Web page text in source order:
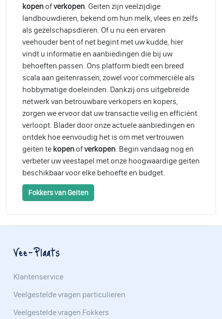
kopen ofverkopen. Geiten zijn veelzijdige
landbouwdieren, bekend om hun melk, vlees en zelfs
als gezelschapsdieren. Of u nu een ervaren
veehouder bent of net begint met uw kudde, hier
vindt u informatie en aanbiedingen die bij uw
behoeften passen. Ons platform biedt een breed
scala aan geitenrassen, zowel voor commerciële als
hobbymatige doeleinden. Dankzij ons uitgebreide
netwerk van betrouwbare verkopers en kopers,
zorgen we ervoor dat uw transactie veilig en efficiënt
verloopt. Blader door onze actuele aanbiedingen en
ontdek hoe eenvoudig het is om met vertrouwen
geiten te kopen ofverkopen. Begin vandaag nog en
verbeter uw veestapel met onze hoogwaardige geiten
beschikbaar voor elke behoefte en budget.
Fokkers van Geiten
Vee-Plaats
Klantenservice
Veelgestelde vragen particulieren
Veelgestelde vragen Fokkers